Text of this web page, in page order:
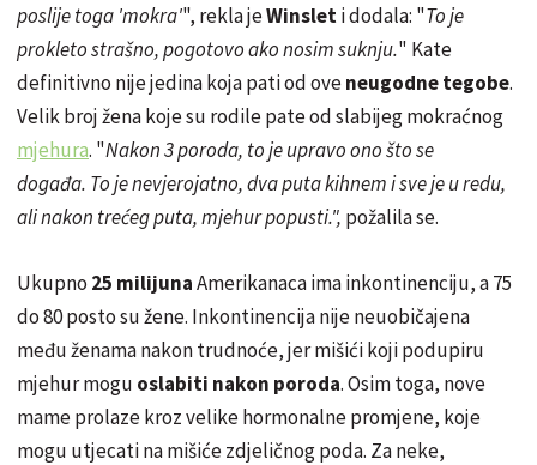
poslije toga 'mokra'", rekla jeWinsleti dodala: "To je
prokleto strašno, pogotovo ako nosim suknju." Kate
definitivno nije jedina koja pati od oveneugodne tegobe.
Velik broj žena koje su rodile pate od slabijeg mokraćnog
mjehura. "Nakon 3 poroda, to je upravo ono što se
događa. To je nevjerojatno, dva puta kihnem i sve je u redu,
ali nakon trećeg puta, mjehur popusti.", požalila se.
Ukupno 25 milijunaAmerikanaca ima inkontinenciju, a 75
do 80 posto su žene. Inkontinencija nije neuobičajena
među ženama nakon trudnoće, jer mišići koji podupiru
mjehur mogu oslabiti nakon poroda. Osim toga, nove
mame prolaze kroz velike hormonalne promjene, koje
mogu utjecati na mišiće zdjeličnog poda. Za neke,